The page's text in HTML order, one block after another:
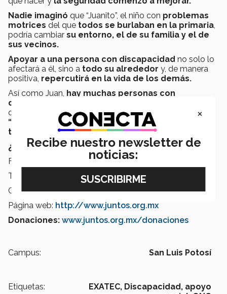
Nadie imaginó que “Juanito”, el niño con problemas
motrices del que todos se burlaban en la primaria
podría cambiar su entorno, el de su familia y el de
sus vecinos.
Apoyar a una persona con discapacidad no solo lo
afectará a él, sino a todo su alrededor y, de manera
positiva, repercutirá en la vida de los demás.
Así como Juan, hay muchas personas con
discapacidad
que quieren
luchar por oportunidades
. Sin duda,
“Juntos
, una experiencia compartida A.C.”
transformará vidascon apoyo de todos nosotros.
¿Cómo apoyarlos?
Facebook:
www.facebook.com/JUNTOSac/
Teléfono: 01 444 243 3700
Correo:info@juntos.org.mx
Página web: http://www.juntos.org.mx
Donaciones: www.juntos.org.mx/donaciones
Campus: San Luis Potosí
Etiquetas: EXATEC, Discapacidad, apoyo
×
Recibe nuestro newsletter de
noticias: